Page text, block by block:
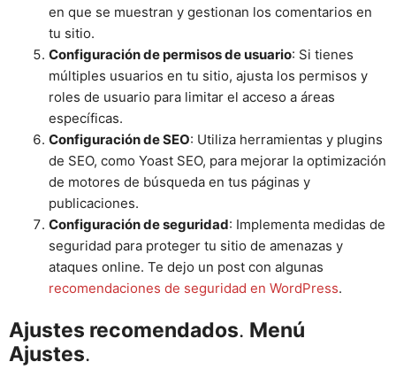
en que se muestran y gestionan los comentarios en
tu sitio.
Configuración de permisos de usuario: Si tienes
múltiples usuarios en tu sitio, ajusta los permisos y
roles de usuario para limitar el acceso a áreas
específicas.
Configuración de SEO: Utiliza herramientas y plugins
de SEO, como Yoast SEO, para mejorar la optimización
de motores de búsqueda en tus páginas y
publicaciones.
Configuración de seguridad: Implementa medidas de
seguridad para proteger tu sitio de amenazas y
ataques online. Te dejo un post con algunas
recomendaciones de seguridad en WordPress.
Ajustes recomendados. Menú
Ajustes.